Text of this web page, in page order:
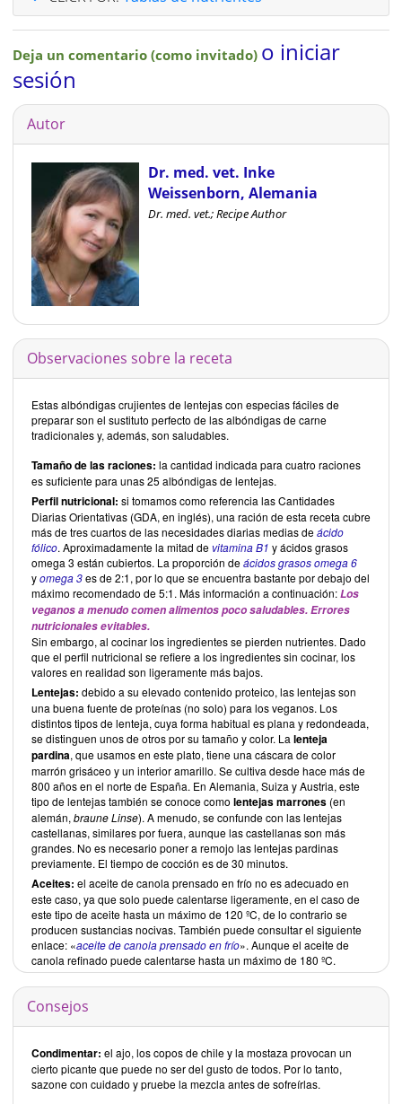
Deja un comentario (como invitado) o iniciar
sesión
Autor
Dr. med. vet. Inke
Weissenborn, Alemania
Dr. med. vet.; Recipe Author
Observaciones sobre la receta
Estas albóndigas crujientes de lentejas con especias fáciles de
preparar son el sustituto perfecto de las albóndigas de carne
tradicionales y, además, son saludables.
Tamaño de las raciones: la cantidad indicada para cuatro raciones
es suficiente para unas 25 albóndigas de lentejas.
Perfil nutricional: si tomamos como referencia las Cantidades
Diarias Orientativas (GDA, en inglés), una ración de esta receta cubre
más de tres cuartos de las necesidades diarias medias deácido
fólico. Aproximadamente la mitad de vitamina B1 y ácidos grasos
omega 3 están cubiertos. La proporción deácidos grasos omega 6
yomega 3es de 2:1, por lo que se encuentra bastante por debajo del
máximo recomendado de 5:1. Más información a continuación:Los
veganos a menudo comen alimentos poco saludables. Errores
nutricionales evitables.
Sin embargo, al cocinar los ingredientes se pierden nutrientes. Dado
que el perfil nutricional se refiere a los ingredientes sin cocinar, los
valores en realidad son ligeramente más bajos.
Lentejas: debido a su elevado contenido proteico, las lentejas son
una buena fuente de proteínas (no solo) para los veganos. Los
distintos tipos de lenteja, cuya forma habitual es plana y redondeada,
se distinguen unos de otros por su tamaño y color. La lenteja
pardina, que usamos en este plato, tiene una cáscara de color
marrón grisáceo y un interior amarillo. Se cultiva desde hace más de
800 años en el norte de España. En Alemania, Suiza y Austria, este
tipo de lentejas también se conoce como lentejas marrones (en
alemán, braune Linse). A menudo, se confunde con las lentejas
castellanas, similares por fuera, aunque las castellanas son más
grandes. No es necesario poner a remojo las lentejas pardinas
previamente. El tiempo de cocción es de 30 minutos.
Aceites: el aceite de canola prensado en frío no es adecuado en
este caso, ya que solo puede calentarse ligeramente, en el caso de
este tipo de aceite hasta un máximo de 120 ºC, de lo contrario se
producen sustancias nocivas. También puede consultar el siguiente
enlace: «aceite de canola prensado en frío». Aunque el aceite de
canola refinado puede calentarse hasta un máximo de 180 ºC.
Consejos
Condimentar: el ajo, los copos de chile y la mostaza provocan un
cierto picante que puede no ser del gusto de todos. Por lo tanto,
sazone con cuidado y pruebe la mezcla antes de sofreírlas.